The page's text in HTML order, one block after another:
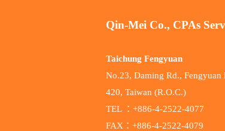
Qin-Mei Co., CPAs
Taichung Fengyuan
No.23, Daming Rd.,
420, Taiwan (R.O.C.)
TEL ：+886-4-2522-4077
FAX：+886-4-2522-4079